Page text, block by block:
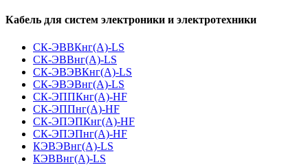
Кабель для систем электроники и электротехники
СК-ЭВВКнг(А)-LS
СК-ЭВВнг(А)-LS
СК-ЭВЭВКнг(А)-LS
СК-ЭВЭВнг(А)-LS
СК-ЭППКнг(А)-HF
СК-ЭППнг(А)-HF
СК-ЭПЭПКнг(А)-HF
СК-ЭПЭПнг(А)-HF
КЭВЭВнг(А)-LS
КЭВВнг(А)-LS